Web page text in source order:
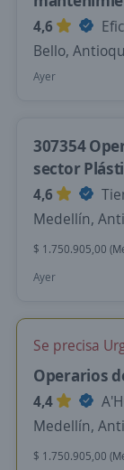
4,6
Bello,
Ayer
307354
sector
4,6
Medellín,
$ 1.750.905,00
Ayer
Se precisa
Operarios
4,4
Medellín,
$ 1.750.905,00